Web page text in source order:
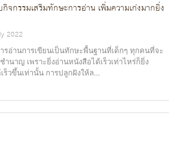
กรรมเสริมทักษะการอ่าน เพิ่มความเก่งมากยิ่ง
2022
รอ่านการเขียนเป็นทักษะพื้นฐานที่เด็กๆ ทุกคนที่จะ
ำนาญ เพราะยิ่งอ่านหนังสือได้เร็วเท่าไหร่ก็ยิ่ง
ร็วขึ้นเท่านั้น การปลูกฝังให้ล...